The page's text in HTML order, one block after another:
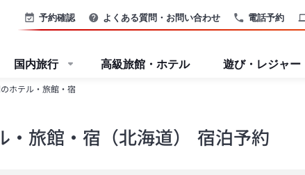
電話予約
予約確認 よくある質問・お問い合わせ
国内旅行 高級旅館・ホテル 遊び・レジャー
ホテル・旅館・宿
・旅館・宿（北海道） 宿泊予約